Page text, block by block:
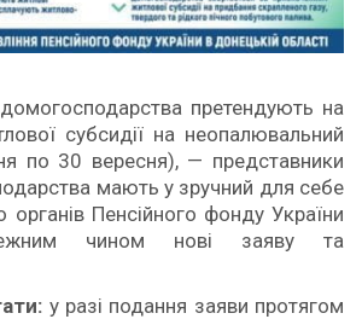
претендують на
субсидії на неопалювальний
по 30 вересня), — представники
мають у зручний для себе
органів Пенсійного фонду України
чином нові заяву та
у разі подання заяви протягом